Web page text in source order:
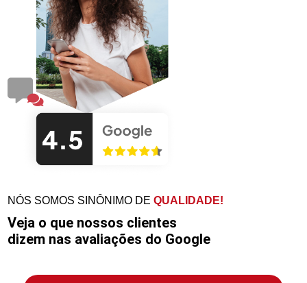
NÓS SOMOS SINÔNIMO DEQUALIDADE!
Veja o que nossos clientes
dizem nas avaliações do Google